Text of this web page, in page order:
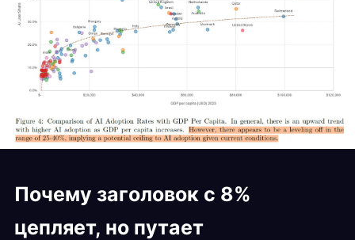
Почему заголовок с 8%
цепляет, но путает